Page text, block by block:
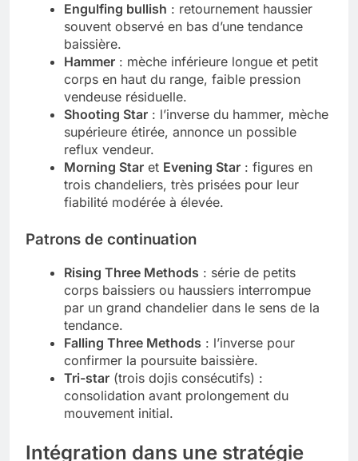
Engulfing bullish : retournement haussier
souvent observé en bas d’une tendance
baissière.
Hammer : mèche inférieure longue et petit
corps en haut du range, faible pression
vendeuse résiduelle.
Shooting Star : l’inverse du hammer, mèche
supérieure étirée, annonce un possible
reflux vendeur.
Morning Star et Evening Star : figures en
trois chandeliers, très prisées pour leur
fiabilité modérée à élevée.
Patrons de continuation
Rising Three Methods : série de petits
corps baissiers ou haussiers interrompue
par un grand chandelier dans le sens de la
tendance.
Falling Three Methods : l’inverse pour
confirmer la poursuite baissière.
Tri-star (trois dojis consécutifs) :
consolidation avant prolongement du
mouvement initial.
Intégration dans une stratégie